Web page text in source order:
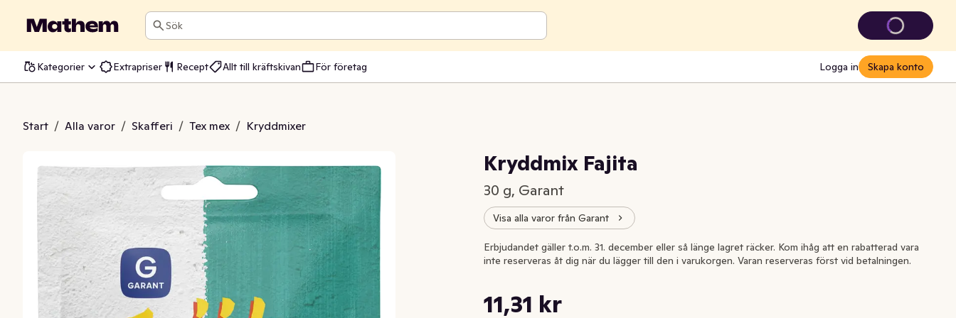
Sök
Kategorier Extrapriser Recept Allt till kräftskivan För företag Logga in Skapa konto
Start / Alla varor / Skafferi / Tex mex / Kryddmixer
Fajita
Kryddmix Fajita
30 g, Garant
Visa alla varor från Garant
11,31 kr
Styckpris: 377,00 kr /kg
Erbjudandet gäller t.o.m. 31. december eller så länge lagret räcker. Kom ihåg att en rabatterad vara
inte reserveras åt dig när du lägger till den i varukorgen. Varan reserveras först vid betalningen.